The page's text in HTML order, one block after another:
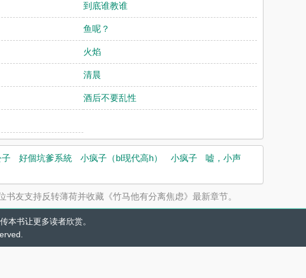
到底谁教谁
鱼呢？
火焰
清晨
酒后不要乱性
子 好個坑爹系統 小疯子（bl现代高h） 小疯子
嘘，小声
友支持反转薄荷并收藏《竹马他有分离焦虑》最新章节。
本书让更多读者欣赏。